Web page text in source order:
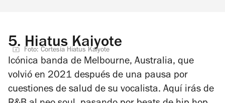
5. Hiatus Kaiyote
Foto: Cortesía Hiatus Kaiyote
Icónica banda de Melbourne, Australia, que
volvió en 2021 después de una pausa por
cuestiones de salud de su vocalista. Aquí irás de